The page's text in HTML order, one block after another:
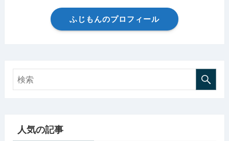
ふじもんのプロフィール
人気の記事